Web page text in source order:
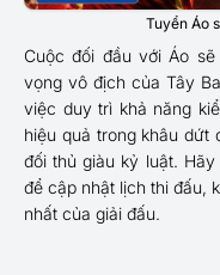
Tuyển Áo
Cuộc đối đầu với Áo
vọng vô địch của Tây
việc duy trì khả năng
hiệu quả trong khâu dứt
đối thủ giàu kỷ luật.
để cập nhật lịch thi đấu,
nhất của giải đấu.